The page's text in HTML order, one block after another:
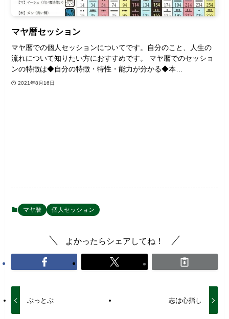
マヤ暦セッション
マヤ暦での個人セッションについてです。自分のこと、人生の
流れについて知りたい方におすすめです。 マヤ暦でのセッショ
ンの特徴は◆自分の特徴・特性・能力が分かる◆本…
2021年8月16日
マヤ暦 個人セッション
よかったらシェアしてね！
ぶっとぶ 志は心指し